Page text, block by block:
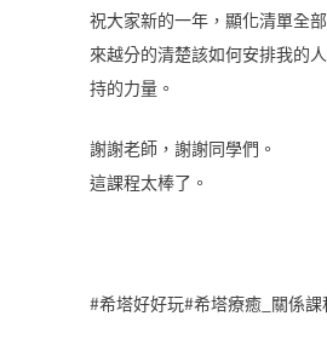
祝大家新的一年，顯化清單全
來越分的清楚該如何安排我的
持的力量。
謝謝老師，謝謝同學們。
這課程太棒了。
#希塔好好玩#希塔療癒_關係課